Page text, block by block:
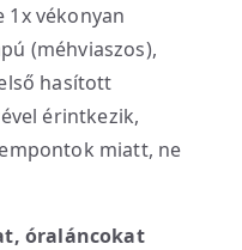
vékonyan
(méhviaszos),
hasított
érintkezik,
miatt, ne
óraláncokat